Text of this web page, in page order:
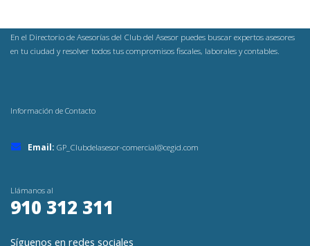
En el Directorio de Asesorías del Club del Asesor puedes buscar expertos asesores
en tu ciudad y resolver todos tus compromisos fiscales, laborales y contables.
Información de Contacto
Email: GP_Clubdelasesor-comercial@cegid.com
Llámanos al
910 312 311
Síguenos en redes sociales